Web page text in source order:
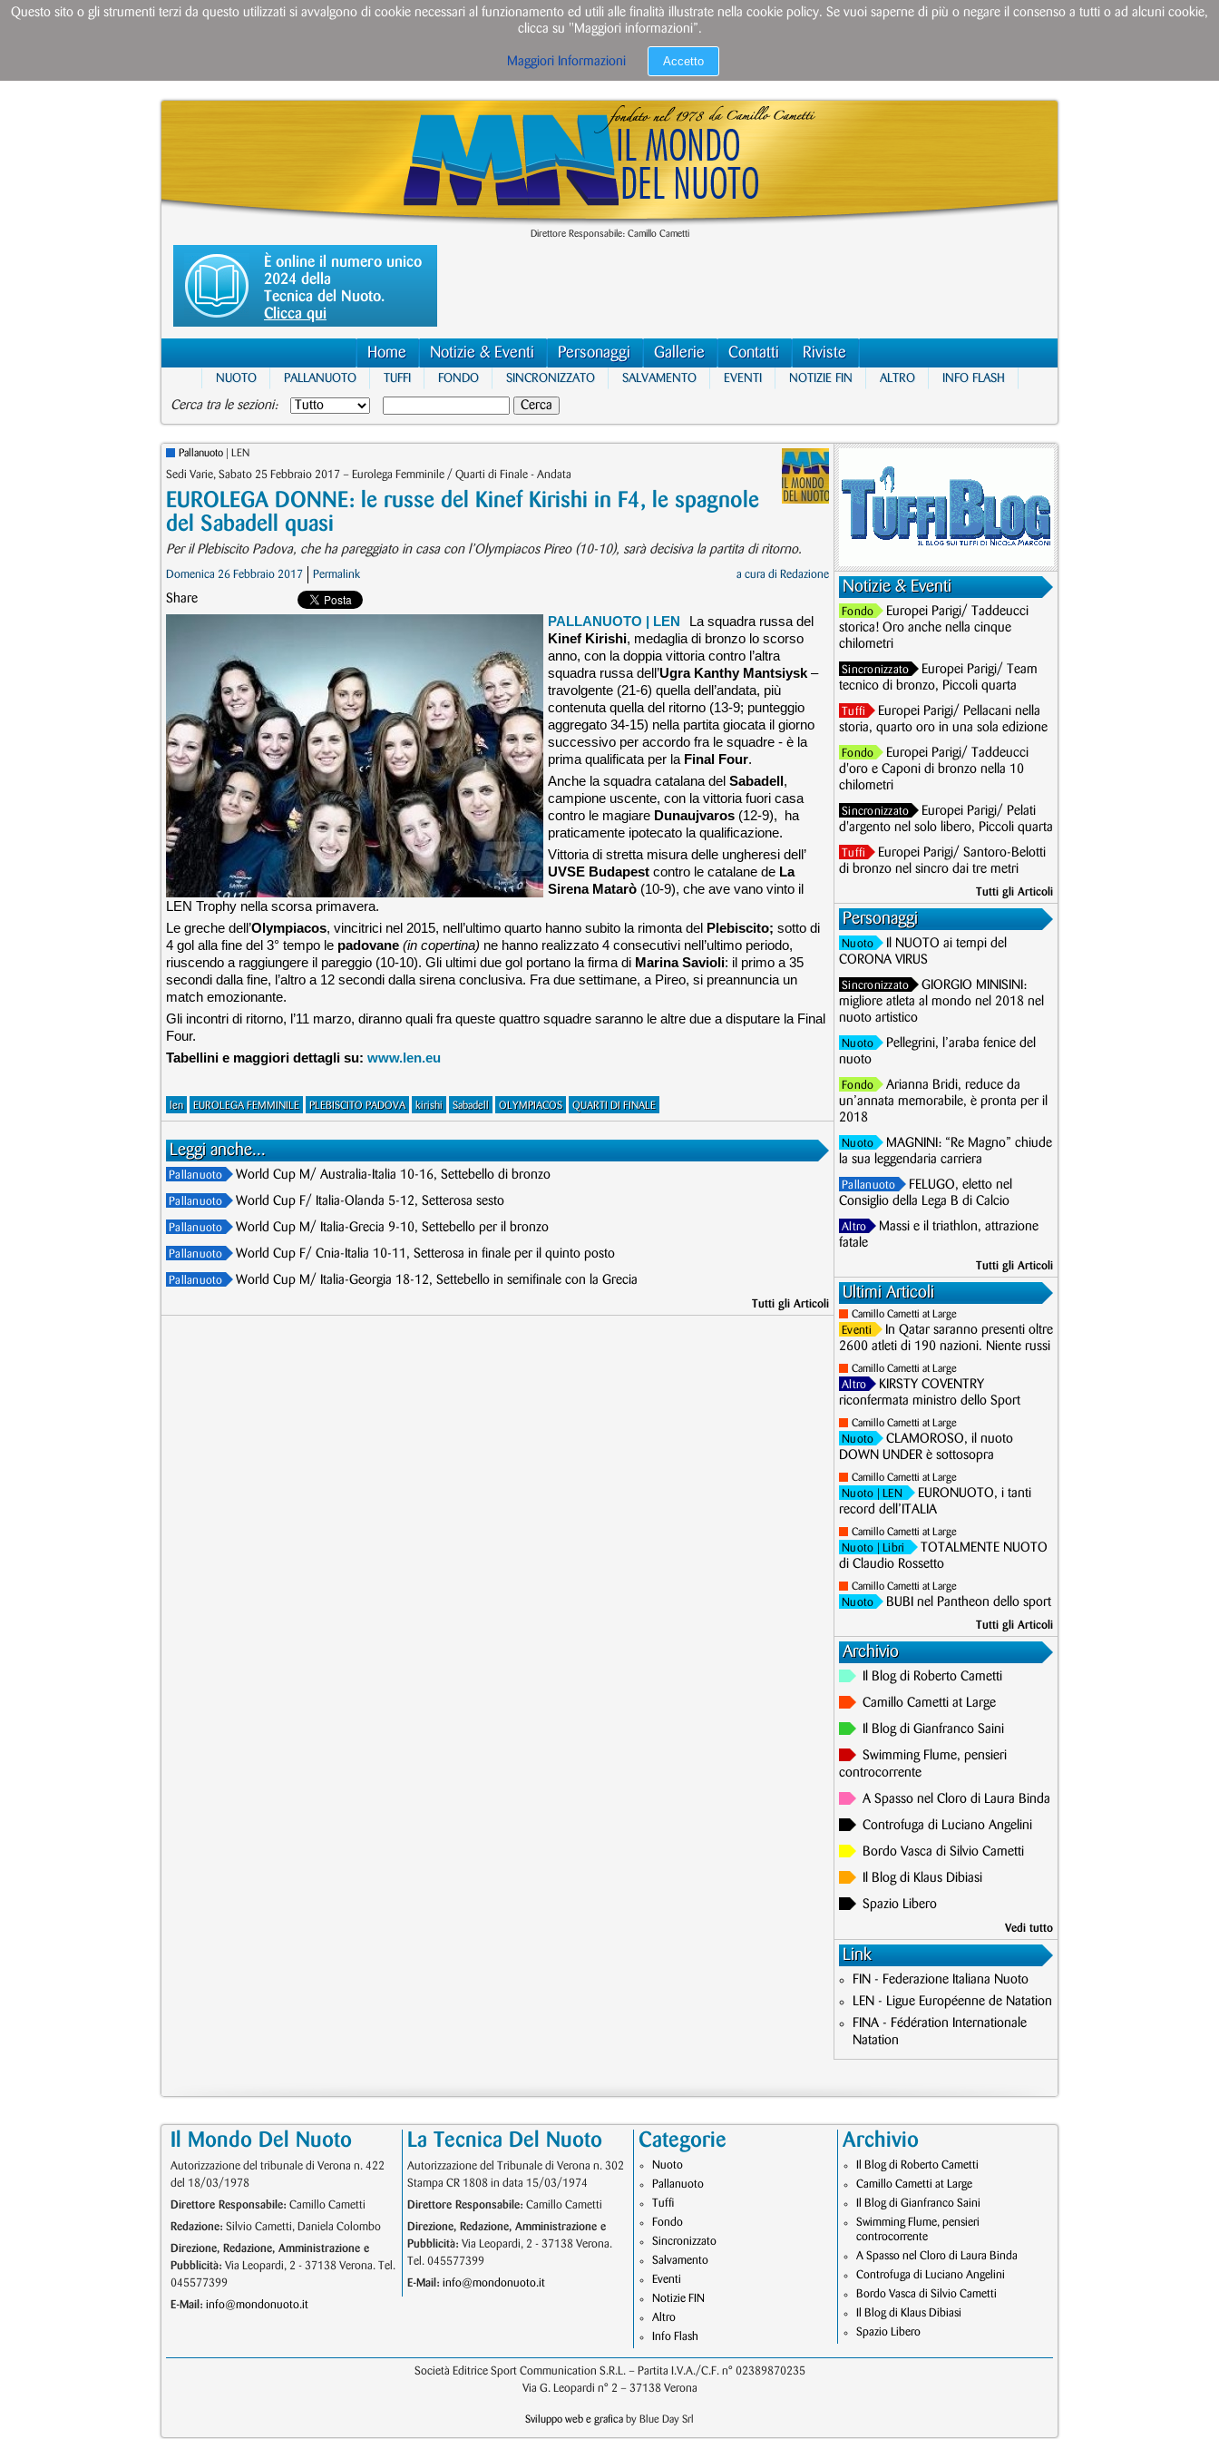
Direttore Responsabile: Camillo Cametti
È online il numero unico
2024 della
Tecnica del Nuoto.
Clicca qui
Home Notizie & Eventi Personaggi Gallerie Contatti Riviste
NUOTO PALLANUOTO TUFFI FONDO SINCRONIZZATO SALVAMENTO EVENTI NOTIZIE FIN ALTRO INFO FLASH
Cerca tra le sezioni:
Pallanuoto | LEN
Sedi Varie, Sabato 25 Febbraio 2017 – Eurolega Femminile / Quarti di Finale - Andata
EUROLEGA DONNE: le russe del Kinef Kirishi in F4, le spagnole
del Sabadell quasi
Per il Plebiscito Padova, che ha pareggiato in casa con l’Olympiacos Pireo (10-10), sarà decisiva la partita di ritorno.
Domenica 26 Febbraio 2017 Permalink a cura di Redazione
Share
PALLANUOTO | LEN
La squadra russa del
Kinef Kirishi, medaglia di bronzo lo scorso
anno, con la doppia vittoria contro l’altra
squadra russa dell’Ugra Kanthy Mantsiysk –
travolgente (21-6) quella dell’andata, più
contenuta quella del ritorno (13-9; punteggio
aggregato 34-15) nella partita giocata il giorno
successivo per accordo fra le squadre - è ​​la
prima qualificata per la Final Four.
Anche la squadra catalana del Sabadell,
campione uscente, con la vittoria fuori casa
contro le magiare Dunaujvaros (12-9), ha
praticamente ipotecato la qualificazione.
Vittoria di stretta misura delle ungheresi dell’
UVSE Budapest contro le catalane de La
Sirena Matarò (10-9), che ave vano vinto il
LEN Trophy nella scorsa primavera.
Le greche dell’Olympiacos, vincitrici nel 2015, nell’ultimo quarto hanno subito la rimonta del Plebiscito; sotto di
4 gol alla fine del 3° tempo le padovane (in copertina) ne hanno realizzato 4 consecutivi nell’ultimo periodo,
riuscendo a raggiungere il pareggio (10-10). Gli ultimi due gol portano la firma di Marina Savioli: il primo a 35
secondi dalla fine, l’altro a 12 secondi dalla sirena conclusiva. Fra due settimane, a Pireo, si preannuncia un
match emozionante.
Gli incontri di ritorno, l’11 marzo, diranno quali fra queste quattro squadre saranno le altre due a disputare la Final
Four.
Tabellini e maggiori dettagli su: www.len.eu
len EUROLEGA FEMMINILE PLEBISCITO PADOVA kirishi Sabadell OLYMPIACOS QUARTI DI FINALE
Leggi anche...
Pallanuoto World Cup M/ Australia-Italia 10-16, Settebello di bronzo
Pallanuoto World Cup F/ Italia-Olanda 5-12, Setterosa sesto
Pallanuoto World Cup M/ Italia-Grecia 9-10, Settebello per il bronzo
Pallanuoto World Cup F/ Cnia-Italia 10-11, Setterosa in finale per il quinto posto
Pallanuoto World Cup M/ Italia-Georgia 18-12, Settebello in semifinale con la Grecia
Tutti gli Articoli
Notizie & Eventi
Fondo
Europei Parigi/ Taddeucci
storica! Oro anche nella cinque
chilometri
Sincronizzato
Europei Parigi/ Team
tecnico di bronzo, Piccoli quarta
Tuffi
Europei Parigi/ Pellacani nella
storia, quarto oro in una sola edizione
Fondo
Europei Parigi/ Taddeucci
d'oro e Caponi di bronzo nella 10
chilometri
Sincronizzato
Europei Parigi/ Pelati
d'argento nel solo libero, Piccoli quarta
Tuffi
Europei Parigi/ Santoro-Belotti
di bronzo nel sincro dai tre metri
Tutti gli Articoli
Personaggi
Nuoto
Il NUOTO ai tempi del
CORONA VIRUS
Sincronizzato
GIORGIO MINISINI:
migliore atleta al mondo nel 2018 nel
nuoto artistico
Nuoto
Pellegrini, l’araba fenice del
nuoto
Fondo
Arianna Bridi, reduce da
un’annata memorabile, è pronta per il
2018
Nuoto
MAGNINI: “Re Magno” chiude
la sua leggendaria carriera
Pallanuoto
FELUGO, eletto nel
Consiglio della Lega B di Calcio
Altro
Massi e il triathlon, attrazione
fatale
Tutti gli Articoli
Ultimi Articoli
Camillo Cametti at Large
Eventi
In Qatar saranno presenti oltre
2600 atleti di 190 nazioni. Niente russi
Camillo Cametti at Large
Altro
KIRSTY COVENTRY
riconfermata ministro dello Sport
Camillo Cametti at Large
Nuoto
CLAMOROSO, il nuoto
DOWN UNDER è sottosopra
Camillo Cametti at Large
Nuoto | LEN
EURONUOTO, i tanti
record dell’ITALIA
Camillo Cametti at Large
Nuoto | Libri
TOTALMENTE NUOTO
di Claudio Rossetto
Camillo Cametti at Large
Nuoto BUBI nel Pantheon dello sport
Tutti gli Articoli
Archivio
Il Blog di Roberto Cametti
Camillo Cametti at Large
Il Blog di Gianfranco Saini
Swimming Flume, pensieri
controcorrente
A Spasso nel Cloro di Laura Binda
Controfuga di Luciano Angelini
Bordo Vasca di Silvio Cametti
Il Blog di Klaus Dibiasi
Spazio Libero
Vedi tutto
Link
FIN - Federazione Italiana Nuoto
LEN - Ligue Européenne de Natation
FINA - Fédération Internationale
Natation
Il Mondo Del Nuoto
Autorizzazione del tribunale di Verona n. 422
del 18/03/1978
Direttore Responsabile: Camillo Cametti
Redazione: Silvio Cametti, Daniela Colombo
Direzione, Redazione, Amministrazione e
Pubblicità: Via Leopardi, 2 - 37138 Verona. Tel.
045577399
E-Mail: info@mondonuoto.it
La Tecnica Del Nuoto
Autorizzazione del Tribunale di Verona n. 302
Stampa CR 1808 in data 15/03/1974
Direttore Responsabile: Camillo Cametti
Direzione, Redazione, Amministrazione e
Pubblicità: Via Leopardi, 2 - 37138 Verona.
Tel. 045577399
E-Mail: info@mondonuoto.it
Categorie
Nuoto
Pallanuoto
Tuffi
Fondo
Sincronizzato
Salvamento
Eventi
Notizie FIN
Altro
Info Flash
Archivio
Il Blog di Roberto Cametti
Camillo Cametti at Large
Il Blog di Gianfranco Saini
Swimming Flume, pensieri
controcorrente
A Spasso nel Cloro di Laura Binda
Controfuga di Luciano Angelini
Bordo Vasca di Silvio Cametti
Il Blog di Klaus Dibiasi
Spazio Libero
Società Editrice Sport Communication S.R.L. – Partita I.V.A./C.F. n° 02389870235
Via G. Leopardi n° 2 – 37138 Verona
Sviluppo web e grafica by Blue Day Srl
Questo sito o gli strumenti terzi da questo utilizzati si avvalgono di cookie necessari al funzionamento ed utili alle finalità illustrate nella cookie policy. Se vuoi saperne di più o negare il consenso a tutti o ad alcuni cookie,
clicca su "Maggiori informazioni”.
Maggiori Informazioni Accetto